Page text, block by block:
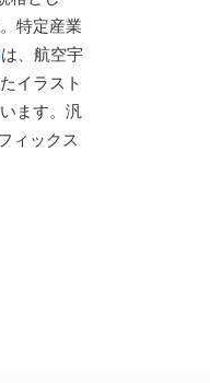
特定産業
は、航空宇
イラスト
ます。汎
ィックス